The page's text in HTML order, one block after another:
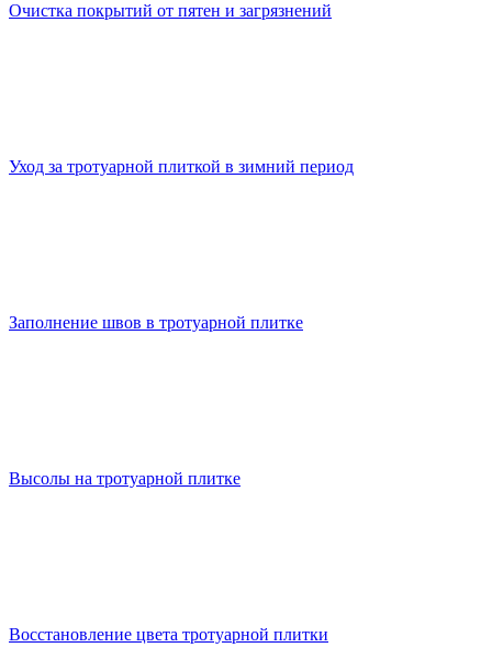
Очистка покрытий от пятен и загрязнений
Уход за тротуарной плиткой в зимний период
Заполнение швов в тротуарной плитке
Высолы на тротуарной плитке
Восстановление цвета тротуарной плитки